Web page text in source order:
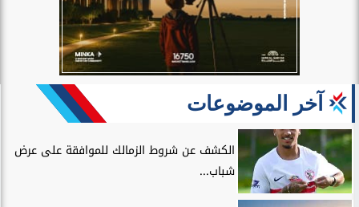
آخر الموضوعات
الكشف عن شروط الزمالك للموافقة على عرض
شباب...